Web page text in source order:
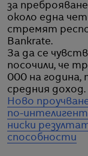
за
около една
стремят
Bankrate.
За да се
посочили, че
000 на
средния доход.
Ново
по-
ниски
способности